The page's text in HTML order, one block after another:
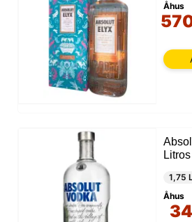
Åhus
1,75
Åhus